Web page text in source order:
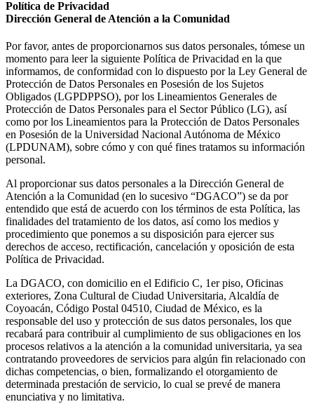
Política de Privacidad
Dirección General de Atención a la Comunidad
Por favor, antes de proporcionarnos sus datos personales, tómese un
momento para leer la siguiente Política de Privacidad en la que
informamos, de conformidad con lo dispuesto por la Ley General de
Protección de Datos Personales en Posesión de los Sujetos
Obligados (LGPDPPSO), por los Lineamientos Generales de
Protección de Datos Personales para el Sector Público (LG), así
como por los Lineamientos para la Protección de Datos Personales
en Posesión de la Universidad Nacional Autónoma de México
(LPDUNAM), sobre cómo y con qué fines tratamos su información
personal.
Al proporcionar sus datos personales a la Dirección General de
Atención a la Comunidad (en lo sucesivo “DGACO”) se da por
entendido que está de acuerdo con los términos de esta Política, las
finalidades del tratamiento de los datos, así como los medios y
procedimiento que ponemos a su disposición para ejercer sus
derechos de acceso, rectificación, cancelación y oposición de esta
Política de Privacidad.
La DGACO, con domicilio en el Edificio C, 1er piso, Oficinas
exteriores, Zona Cultural de Ciudad Universitaria, Alcaldía de
Coyoacán, Código Postal 04510, Ciudad de México, es la
responsable del uso y protección de sus datos personales, los que
recabará para contribuir al cumplimiento de sus obligaciones en los
procesos relativos a la atención a la comunidad universitaria, ya sea
contratando proveedores de servicios para algún fin relacionado con
dichas competencias, o bien, formalizando el otorgamiento de
determinada prestación de servicio, lo cual se prevé de manera
enunciativa y no limitativa.